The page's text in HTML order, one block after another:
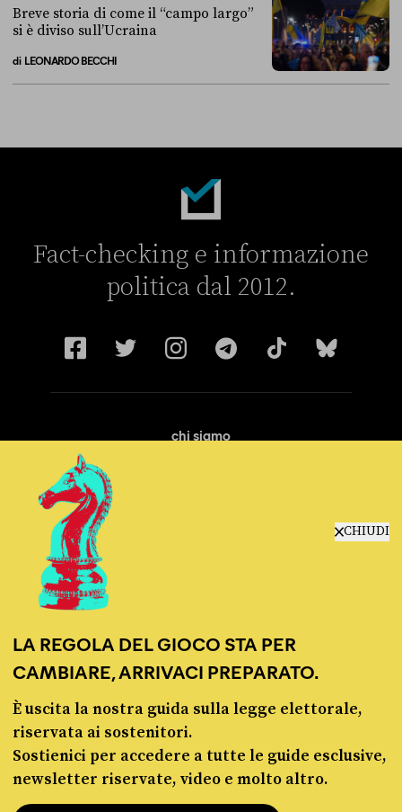
CHIUDI
LA REGOLA DEL GIOCO STA PER
CAMBIARE, ARRIVACI PREPARATO.
È uscita la nostra guida sulla legge elettorale,
riservata ai sostenitori.
Sostienici per accedere a tutte le guide esclusive,
newsletter riservate, video e molto altro.
Breve storia di come il “campo largo”
si è diviso sull’Ucraina
di LEONARDO BECCHI
Fact-checking e informazione
politica dal 2012.
chi siamo
© Pagella Politica 2012 - 2026
Pagella Politica è una testata registrata presso il Tribunale di Milano, n. 55 del 8
marzo 2021. ISSN 2974-9387